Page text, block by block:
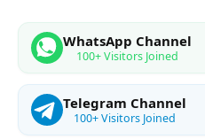
WhatsApp Channel
100+ Visitors Joined
Telegram Channel
100+ Visitors Joined